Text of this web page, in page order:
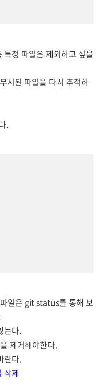
특정 파일은 제외하고 싶을
시된 파일을 다시 추적하
.
일은 git status를 통해 보
는다.
제거해야한다.
란다.
제